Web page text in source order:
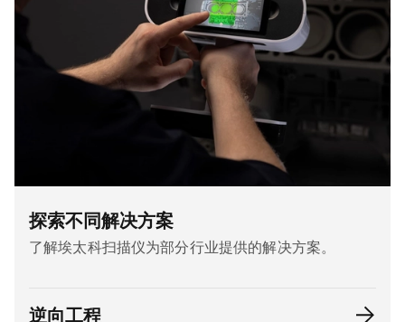
探索不同解决方案
了解埃太科扫描仪为部分行业提供的解决方案。
逆向工程